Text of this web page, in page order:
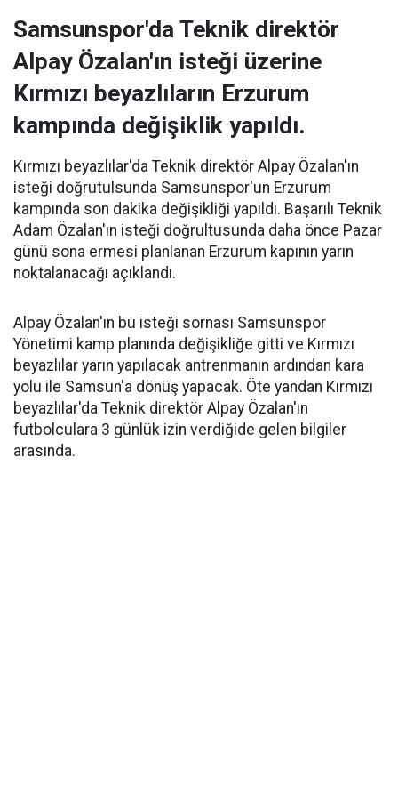
Samsunspor'da Teknik direktör
Alpay Özalan'ın isteği üzerine
Kırmızı beyazlıların Erzurum
kampında değişiklik yapıldı.
Kırmızı beyazlılar'da Teknik direktör Alpay Özalan'ın
isteği doğrutulsunda Samsunspor'un Erzurum
kampında son dakika değişikliği yapıldı. Başarılı Teknik
Adam Özalan'ın isteği doğrultusunda daha önce Pazar
günü sona ermesi planlanan Erzurum kapının yarın
noktalanacağı açıklandı.
Alpay Özalan'ın bu isteği sornası Samsunspor
Yönetimi kamp planında değişikliğe gitti ve Kırmızı
beyazlılar yarın yapılacak antrenmanın ardından kara
yolu ile Samsun'a dönüş yapacak. Öte yandan Kırmızı
beyazlılar'da Teknik direktör Alpay Özalan'ın
futbolculara 3 günlük izin verdiğide gelen bilgiler
arasında.